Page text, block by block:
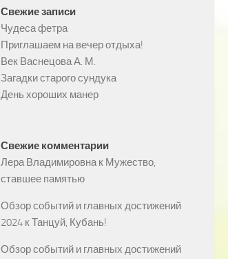
Свежие записи
Чудеса фетра
Приглашаем на вечер отдыха!
Век Васнецова А. М.
Загадки старого сундука
День хороших манер
Свежие комментарии
Лера Владимировнак Мужество,
ставшее памятью
Обзор событий и главных достижений
2024 кТанцуй, Кубань!
Обзор событий и главных достижений